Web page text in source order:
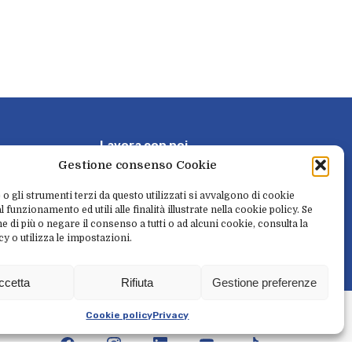
Gestione consenso Cookie
o gli strumenti terzi da questo utilizzati si avvalgono di cookie
funzionamento ed utili alle finalità illustrate nella cookie policy. Se
di più o negare il consenso a tutti o ad alcuni cookie, consulta la
o utilizza le impostazioni.
Rifiuta Gestione preferenze
Cookie policyPrivacy
Lavoraconnoi
Pr enotaeritira
New
facebookinstagramlinkedinyoutubetiktok